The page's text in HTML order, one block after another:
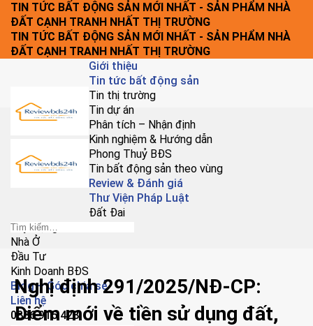
Chuyển
đến
nội
dung
TIN TỨC BẤT ĐỘNG SẢN MỚI NHẤT - SẢN PHẨM NHÀ
ĐẤT CẠNH TRANH NHẤT THỊ TRƯỜNG
TIN TỨC BẤT ĐỘNG SẢN MỚI NHẤT - SẢN PHẨM NHÀ
ĐẤT CẠNH TRANH NHẤT THỊ TRƯỜNG
Giới thiệu
Tin tức bất động sản
Tin thị trường
Tin dự án
Phân tích – Nhận định
Kinh nghiệm & Hướng dẫn
Phong Thuỷ BĐS
Tin bất động sản theo vùng
Review & Đánh giá
Thư Viện Pháp Luật
Đất Đai
Xây Dựng
Nhà Ở
Đầu Tư
Kinh Doanh BĐS
Blog – Góc chia sẻ
Liên hệ
0886.915.428
Nghị định 291/2025/NĐ-CP:
Điểm mới về tiền sử dụng đất,